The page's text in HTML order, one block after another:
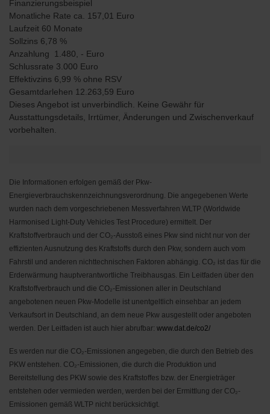
Finanzierungsbeispiel
Monatliche Rate ca. 157,01 Euro
Laufzeit 60 Monate
Sollzins 6,78 %
Anzahlung 1.480, - Euro
Schlussrate 3.000 Euro
Effektivzins 6,99 % ohne RSV
Gesamtdarlehen 12.263,59 Euro
Dieses Angebot ist unverbindlich. Keine Gewähr für
Ausstattungsdetails, Irrtümer, Änderungen und Zwischenverkauf
vorbehalten.
Die Informationen erfolgen gemäß der Pkw-
Energieverbrauchskennzeichnungsverordnung. Die angegebenen Werte
wurden nach dem vorgeschriebenen Messverfahren WLTP (Worldwide
Harmonised Light-Duty Vehicles Test Procedure) ermittelt. Der
Kraftstoffverbrauch und der CO₂-Ausstoß eines Pkw sind nicht nur von der
effizienten Ausnutzung des Kraftstoffs durch den Pkw, sondern auch vom
Fahrstil und anderen nichttechnischen Faktoren abhängig. CO₂ ist das für die
Erderwärmung hauptverantwortliche Treibhausgas. Ein Leitfaden über den
Kraftstoffverbrauch und die CO₂-Emissionen aller in Deutschland
angebotenen neuen Pkw-Modelle ist unentgeltlich einsehbar an jedem
Verkaufsort in Deutschland, an dem neue Pkw ausgestellt oder angeboten
werden. Der Leitfaden ist auch hier abrufbar: www.dat.de/co2/
Es werden nur die CO₂-Emissionen angegeben, die durch den Betrieb des
PKW entstehen. CO₂-Emissionen, die durch die Produktion und
Bereitstellung des PKW sowie des Kraftstoffes bzw. der Energieträger
entstehen oder vermieden werden, werden bei der Ermittlung der CO₂-
Emissionen gemäß WLTP nicht berücksichtigt.